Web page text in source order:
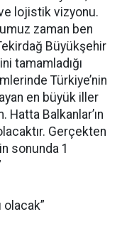
lojistik vizyonu.
zaman ben
Büyükşehir
tamamladığı
Türkiye’nin
en büyük iller
Hatta Balkanlar’ın
Gerçekten
sonunda 1
olacak”